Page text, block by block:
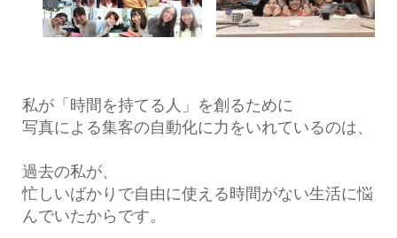
私が「時間を持てる人」を創るために
写真による集客の自動化に力をいれているのは、
過去の私が、
忙しいばかりで自由に使える時間がない生活に悩
んでいたからです。